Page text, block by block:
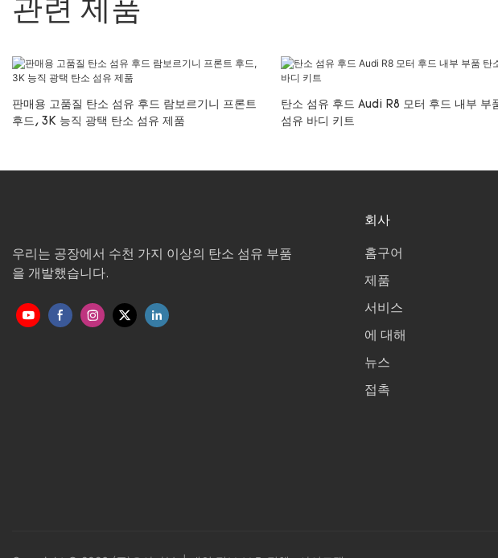
관련 제품
판매용 고품질 탄소 섬유 후드 람보르기니 프론트
후드, 3K 능직 광택 탄소 섬유 제품
탄소 섬유 후드 Audi R8 모터 후드 내부 부
섬유 바디 키트
우리는 공장에서 수천 가지 이상의 탄소 섬유 부품
을 개발했습니다.
회사
홈구어
제품
서비스
에 대해
뉴스
접촉